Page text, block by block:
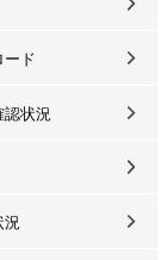
ード
状況
況